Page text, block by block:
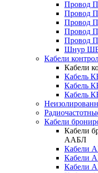
Провод
Провод
Провод
Провод
Провод
Шнур
Кабели
Кабели
Кабель
Кабель
Кабель
Кабели
Кабели
ААБЛ
Кабели
Кабели
Кабели